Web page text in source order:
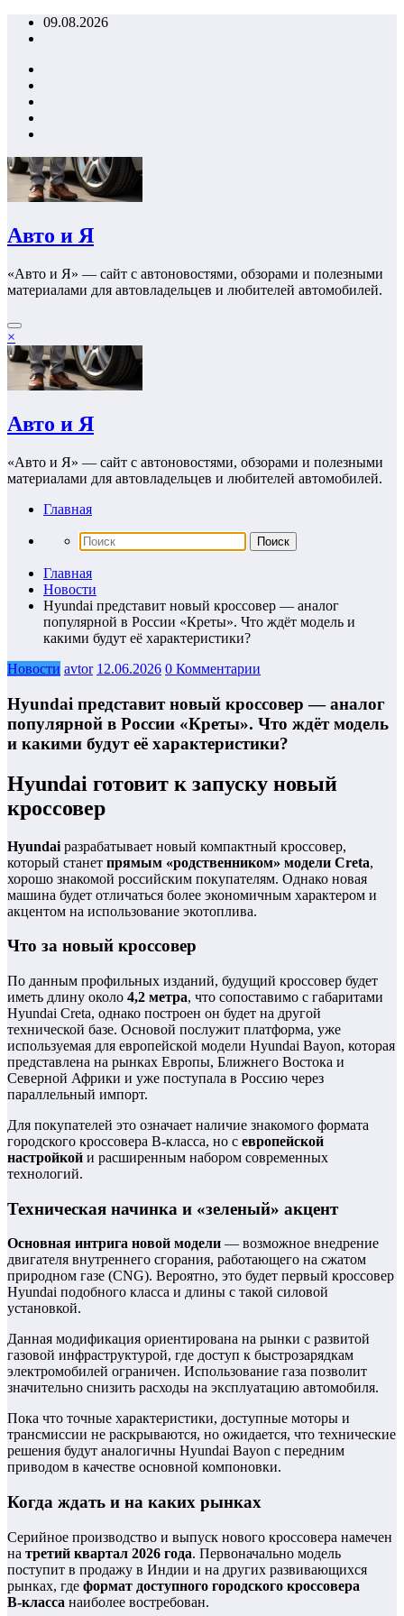
Перейти09.08.2026
Авто и Я
«Авто и Я» — сайт с автоновостями, обзорами и полезными
материалами для автовладельцев и любителей автомобилей.
×
Авто и Я
«Авто и Я» — сайт с автоновостями, обзорами и полезными
материалами для автовладельцев и любителей автомобилей.
Главная
Главная
Новости
Hyundai представит новый кроссовер — аналог
популярной в России «Креты». Что ждёт модель и
какими будут её характеристики?
Новости avtor 12.06.2026 0 Комментарии
Hyundai представит новый кроссовер — аналог
популярной в России «Креты». Что ждёт модель
и какими будут её характеристики?
Hyundai готовит к запуску новый
кроссовер
Hyundai разрабатывает новый компактный кроссовер,
который станет прямым «родственником» модели Creta,
хорошо знакомой российским покупателям. Однако новая
машина будет отличаться более экономичным характером и
акцентом на использование экотоплива.
Что за новый кроссовер
По данным профильных изданий, будущий кроссовер будет
иметь длину около 4,2 метра, что сопоставимо с габаритами
Hyundai Creta, однако построен он будет на другой
технической базе. Основой послужит платформа, уже
используемая для европейской модели Hyundai Bayon, которая
представлена на рынках Европы, Ближнего Востока и
Северной Африки и уже поступала в Россию через
параллельный импорт.
Для покупателей это означает наличие знакомого форматa
городского кроссовера B‑класса, но с европейской
настройкой и расширенным набором современных
технологий.
Техническая начинка и «зеленый» акцент
Основная интрига новой модели — возможное внедрение
двигателя внутреннего сгорания, работающего на сжатом
природном газе (CNG). Вероятно, это будет первый кроссовер
Hyundai подобного класса и длины с такой силовой
установкой.
Данная модификация ориентирована на рынки с развитой
газовой инфраструктурой, где доступ к быстрозарядкам
электромобилей ограничен. Использование газа позволит
значительно снизить расходы на эксплуатацию автомобиля.
Пока что точные характеристики, доступные моторы и
трансмиссии не раскрываются, но ожидается, что технические
решения будут аналогичны Hyundai Bayon с передним
приводом в качестве основной компоновки.
Когда ждать и на каких рынках
Серийное производство и выпуск нового кроссовера намечен
на третий квартал 2026 года. Первоначально модель
поступит в продажу в Индии и на других развивающихся
рынках, где формат доступного городского кроссовера
B‑класса наиболее востребован.